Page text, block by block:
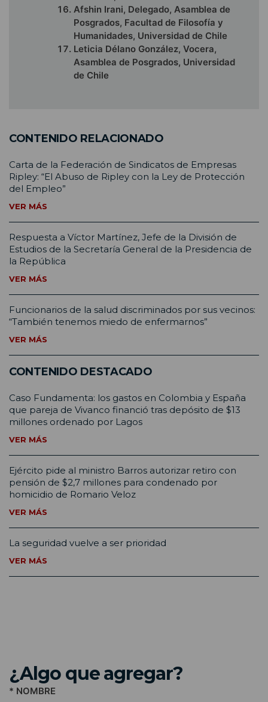
Afshin Irani, Delegado, Asamblea de
Posgrados, Facultad de Filosofía y
Humanidades, Universidad de Chile
Leticia Délano González, Vocera,
Asamblea de Posgrados, Universidad
de Chile
CONTENIDO RELACIONADO
Carta de la Federación de Sindicatos de Empresas
Ripley: “El Abuso de Ripley con la Ley de Protección
del Empleo”
VER MÁS
Respuesta a Víctor Martínez, Jefe de la División de
Estudios de la Secretaría General de la Presidencia de
la República
VER MÁS
Funcionarios de la salud discriminados por sus vecinos:
“También tenemos miedo de enfermarnos”
VER MÁS
CONTENIDO DESTACADO
Caso Fundamenta: los gastos en Colombia y España
que pareja de Vivanco financió tras depósito de $13
millones ordenado por Lagos
VER MÁS
Ejército pide al ministro Barros autorizar retiro con
pensión de $2,7 millones para condenado por
homicidio de Romario Veloz
VER MÁS
La seguridad vuelve a ser prioridad
VER MÁS
¿Algo que agregar?
* NOMBRE